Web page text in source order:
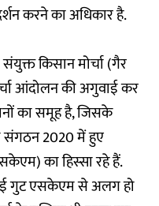
करने का अधिकार है.
किसान मोर्चा (गैर
आंदोलन की अगुवाई कर
का समूह है, जिसके
संगठन 2020 में हुए
का हिस्सा रहे हैं.
गुट एसकेएम से अलग हो